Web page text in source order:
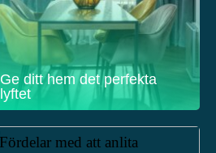
Ge ditt hem det perfekta
lyftet